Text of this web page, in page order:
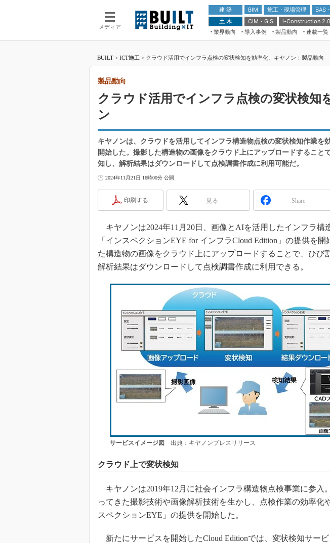
メディア
建 築 BIM 施工・現場管理 BAS
土 木
CIM・GIS i-Construction 2.0
業界動向
導入事例 製品動向 連載一覧
ドローンがもたらす建設業界の“ゲー
ムチェンジ” Ver.2.0
“Society5.0”時代のスマートビル
第8回 国際 建設・測
築・土木・不動産の先
メンテナンス・レジリ
2020
日本 ものづくりワー
メンテナンス・レジリ
IGAS2018
BUILT > ICT施工 > クラウド活用でインフラ点検の変状検知を効率化、キヤノン：製品動向
クラウド活用でインフラ点検の変状検知
ン
製品動向
キヤノンは、クラウドを活用してインフラ構造物点検の変状検知作業を
開始した。撮影した構造物の画像をクラウド上にアップロードすること
知し、解析結果はダウンロードして点検調書作成に利用可能だ。
2024年11月21日 16時00分 公開
印刷する 見る Share
キヤノンは2024年11月20日、画像とAIを活用したインフラ構
「インスペクションEYE for インフラCloud Edition」の提供を
た構造物の画像をクラウド上にアップロードすることで、ひび
解析結果はダウンロードして点検調書作成に利用できる。
サービスイメージ図 出典：キヤノンプレスリリース
クラウド上で変状検知
キヤノンは2019年12月に社会インフラ構造物点検事業に参入
ってきた撮影技術や画像解析技術を生かし、点検作業の効率化
スペクションEYE」の提供を開始した。
新たにサービスを開始したCloud Editionでは、変状検知サー